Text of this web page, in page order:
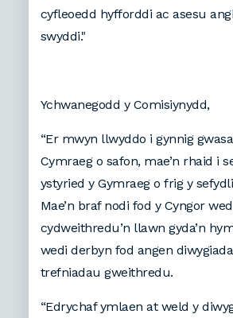
cyfleoedd hyfforddi ac asesu
swyddi."
Ychwanegodd y Comisiynydd,
“Er mwyn llwyddo i gynnig
Cymraeg o safon, mae’n rhaid i
ystyried y Gymraeg o frig y
Mae’n braf nodi fod y Cyngor
cydweithredu’n llawn gyda’n
wedi derbyn fod angen
trefniadau gweithredu.
“Edrychaf ymlaen at weld y